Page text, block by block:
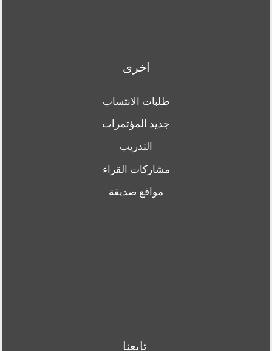
اخرى
طلبات الانتساب
جديد المؤتمرات
التدريب
مشاركات القراء
مواقع صديقة
تابعنا